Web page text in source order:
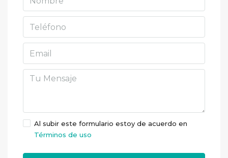
Al subir este formulario estoy de acuerdo en
Términos de uso